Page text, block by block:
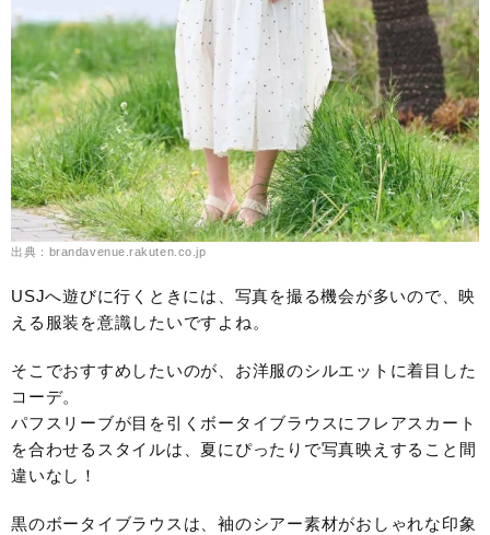
出典：brandavenue.rakuten.co.jp
USJへ遊びに行くときには、写真を撮る機会が多いので、映
える服装を意識したいですよね。
そこでおすすめしたいのが、お洋服のシルエットに着目した
コーデ。
パフスリーブが目を引くボータイブラウスにフレアスカート
を合わせるスタイルは、夏にぴったりで写真映えすること間
違いなし！
黒のボータイブラウスは、袖のシアー素材がおしゃれな印象